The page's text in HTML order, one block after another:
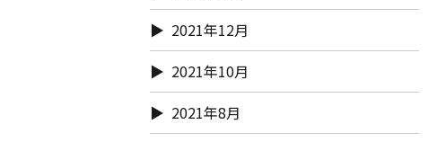
2021年12月
2021年10月
2021年8月